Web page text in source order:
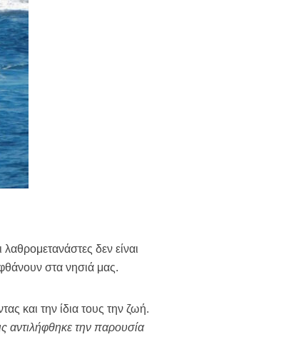
δεν είναι
στα νησιά μας.
και την ίδια τους την ζωή.
αντιλήφθηκε την παρουσία